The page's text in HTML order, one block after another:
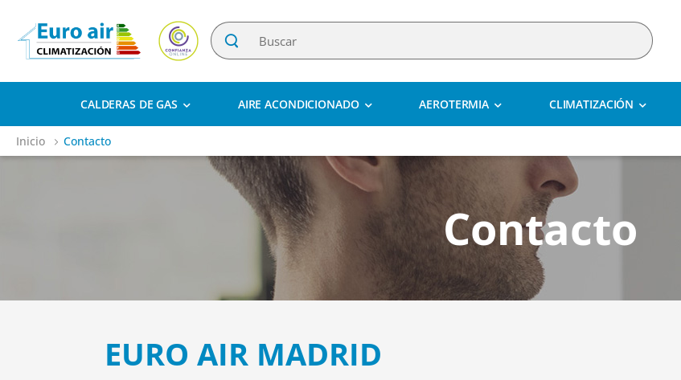
CALDERAS DE GAS AIRE ACONDICIONADO AEROTERMIA CLIMATIZACIÓN
Inicio Contacto
Contacto
EURO AIR MADRID